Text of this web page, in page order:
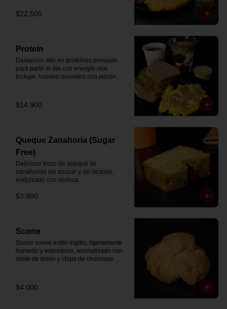
mermelada de arándanos y granola
hecha en casa.
$22.500
Protein
Desayuno alto en proteínas pensado
para partir el día con energía real.
Incluye: huevos revueltos con jamón,
mermelada de arándanos y granola
receta exclusiva The Breakfast, porción
$14.900
Queque Zanahoria (Sugar
Free)
Delicioso trozo de queque de
zanahorias sin azúcar y sin lactosa,
endulzado con alulosa.
$3.900
Scone
Scone suave estilo inglés, ligeramente
húmedo y esponjoso, aromatizado con
zeste de limón y chips de chocolate
desayuno dulce y equilibrado.
$4.000